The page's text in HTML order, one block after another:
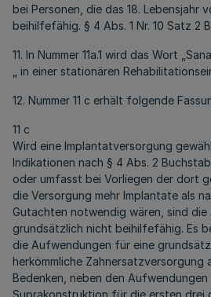
bei Personen, die das 18. Lebensjahr
beihilfefähig. § 4 Abs. 1 Nr. 10 Satz 2
11. In Nummer 11a.1 wird das Wort
„ in einer stationären
12. Nummer 11 c erhält folgende
11 c
Wird eine Implantatversorgung
Indikationen nach § 4 Abs. 2
oder umfasst bei Vorliegen der dort
die Versorgung mehr Implantate als
Gutachten notwendig wären, sind
grundsätzlich nicht beihilfefähig. Es
die Aufwendungen für eine
herkömmliche Zahnersatzversorgung
Bedenken, neben den
Suprakonstruktion für die ersten drei